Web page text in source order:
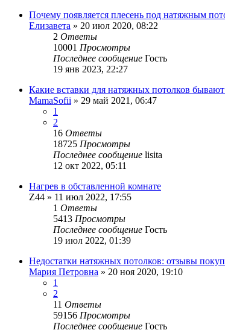
Почему появляется плесень под натяжным
Елизавета » 20 июл 2020, 08:22
2 Ответы
10001 Просмотры
Последнее сообщение Гость
19 янв 2023, 22:27
Какие вставки для натяжных потолков
MamaSofii » 29 май 2021, 06:47
1
2
16 Ответы
18725 Просмотры
Последнее сообщение lisita
12 окт 2022, 05:11
Нагрев в обставленной комнате
Z44 » 11 июл 2022, 17:55
1 Ответы
5413 Просмотры
Последнее сообщение Гость
19 июл 2022, 01:39
Недостатки натяжных потолков: отзывы
Мария Петровна » 20 ноя 2020, 19:10
1
2
11 Ответы
59156 Просмотры
Последнее сообщение Гость